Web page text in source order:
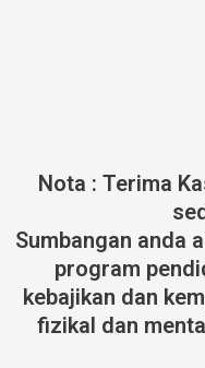
Nota : Terima
Sumbangan anda
program
kebajikan dan
fizikal dan